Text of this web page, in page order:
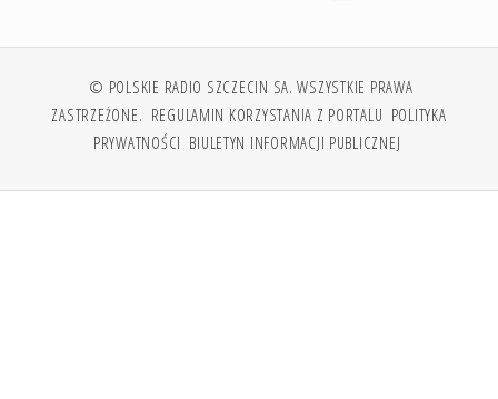
© POLSKIE RADIO SZCZECIN SA. WSZYSTKIE PRAWA
ZASTRZEŻONE. REGULAMIN KORZYSTANIA Z PORTALU POLITYKA
PRYWATNOŚCI BIULETYN INFORMACJI PUBLICZNEJ